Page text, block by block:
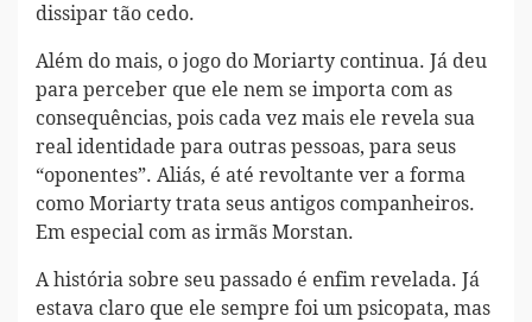
dissipar tão cedo.
Além do mais, o jogo do Moriarty continua. Já deu
para perceber que ele nem se importa com as
consequências, pois cada vez mais ele revela sua
real identidade para outras pessoas, para seus
“oponentes”. Aliás, é até revoltante ver a forma
como Moriarty trata seus antigos companheiros.
Em especial com as irmãs Morstan.
A história sobre seu passado é enfim revelada. Já
estava claro que ele sempre foi um psicopata, mas